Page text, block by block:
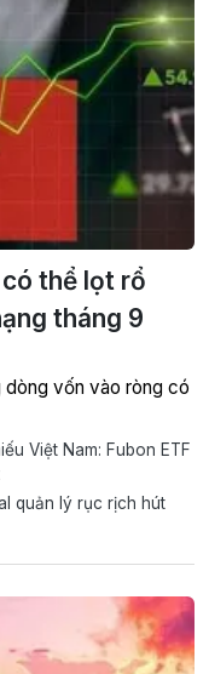
thể lọt rổ
tháng 9
dòng vốn vào ròng có
Việt Nam: Fubon ETF
quản lý rục rịch hút